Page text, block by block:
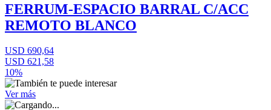
FERRUM-ESPACIO BARRAL C/ACC
REMOTO BLANCO
USD 690,64
USD 621,58
10%
Ver más